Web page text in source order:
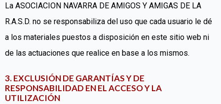
La ASOCIACION NAVARRA DE AMIGOS Y AMIGAS DE LA
R.A.S.D. no se responsabiliza del uso que cada usuario le dé
a los materiales puestos a disposición en este sitio web ni
de las actuaciones que realice en base a los mismos.
3. EXCLUSIÓN DE GARANTÍAS Y DE
RESPONSABILIDAD EN EL ACCESO Y LA
UTILIZACIÓN